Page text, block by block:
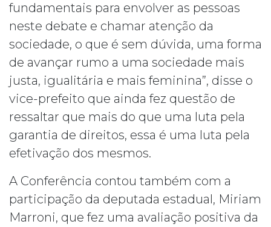
fundamentais para envolver as pessoas
neste debate e chamar atenção da
sociedade, o que é sem dúvida, uma forma
de avançar rumo a uma sociedade mais
justa, igualitária e mais feminina”, disse o
vice-prefeito que ainda fez questão de
ressaltar que mais do que uma luta pela
garantia de direitos, essa é uma luta pela
efetivação dos mesmos.
A Conferência contou também com a
participação da deputada estadual, Miriam
Marroni, que fez uma avaliação positiva da